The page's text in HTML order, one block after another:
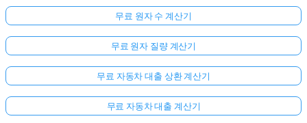
무료 원자 수 계산기
무료 원자 질량 계산기
무료 자동차 대출 상환 계산기
무료 자동차 대출 계산기